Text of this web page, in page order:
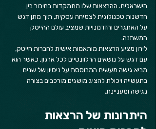
הישראלית. ההרצאות שלו מתמקדות בחיבור בין
חדשנות טכנולוגית לצמיחה עסקית, תוך מתן דגש
על האתגרים והזדמנויות שמציב עולם ההייטק
המשתנה.
לירון מציע הרצאות מותאמות אישית לחברות הייטק,
עם דגש על נושאים הרלוונטיים לכל ארגון, כאשר הוא
מביא גישה מעשית המבוססת על ניסיון של שנים
בתעשייה ויכולת להציג מושגים מורכבים בצורה
נגישה ומעניינת.
היתרונות של הרצאות